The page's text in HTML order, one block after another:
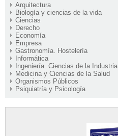
Arquitectura
Biología y ciencias de la vida
Ciencias
Derecho
Economía
Empresa
Gastronomía. Hostelería
Informática
Ingeniería. Ciencias de la Industria
Medicina y Ciencias de la Salud
Organismos Públicos
Psiquiatría y Psicología